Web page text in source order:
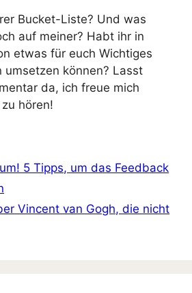
Bucket-Liste? Und was
auf meiner? Habt ihr in
etwas für euch Wichtiges
umsetzen können? Lasst
da, ich freue mich
hören!
5 Tipps, um das Feedback
Vincent van Gogh, die nicht